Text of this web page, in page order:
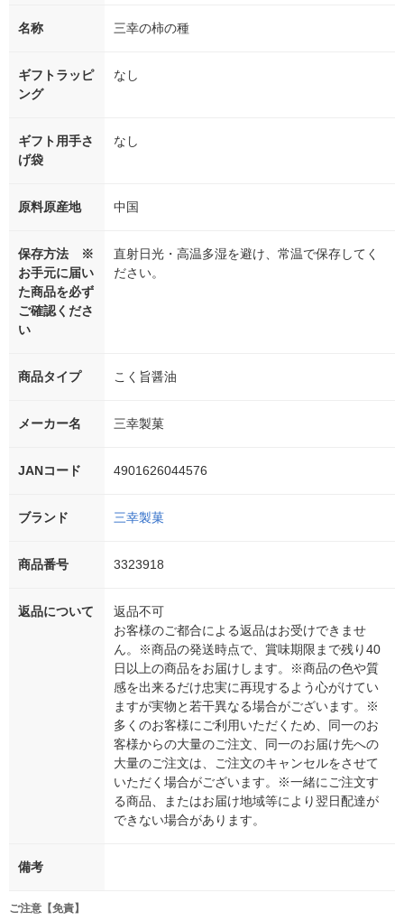
名称 三幸の柿の種
ギフトラッピ
ング
なし
ギフト用手さ
げ袋
なし
原料原産地 中国
保存方法 ※
お手元に届い
た商品を必ず
ご確認くださ
い
直射日光・高温多湿を避け、常温で保存してく
ださい。
商品タイプ こく旨醤油
メーカー名 三幸製菓
JANコード 4901626044576
ブランド 三幸製菓
商品番号 3323918
返品について
返品不可
お客様のご都合による返品はお受けできませ
ん。※商品の発送時点で、賞味期限まで残り40
日以上の商品をお届けします。※商品の色や質
感を出来るだけ忠実に再現するよう心がけてい
ますが実物と若干異なる場合がございます。※
多くのお客様にご利用いただくため、同一のお
客様からの大量のご注文、同一のお届け先への
大量のご注文は、ご注文のキャンセルをさせて
いただく場合がございます。※一緒にご注文す
る商品、またはお届け地域等により翌日配達が
できない場合があります。
備考
ご注意【免責】